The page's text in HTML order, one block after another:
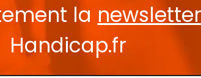
la newsletter
Handicap.fr